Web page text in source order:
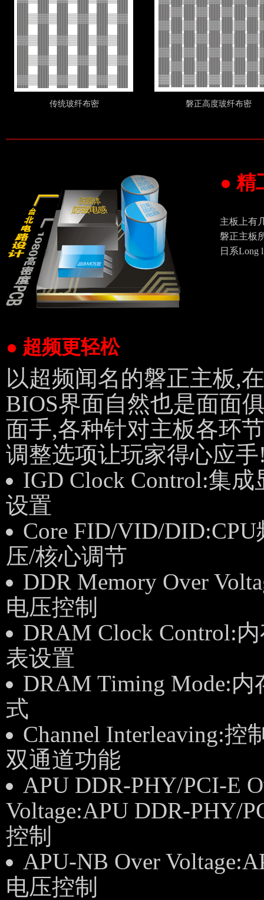
传统玻纤布密 磐正高度玻纤布密
● 精
主板上有
磐正主板
日系Long
● 超频更轻松
以超频闻名的磐正主板,
BIOS界面自然也是面面
面手,各种针对主板各环
调整选项让玩家得心应
IGD Clock Control:集成
设置
Core FID/VID/
压/核心调节
DDR Memory Over
电压控制
DRAM Clock Control:
表设置
DRAM Timing Mode:内
式
Channel Interleaving:控
双通道功能
APU DDR-PHY/PCI-E
Voltage:APU DDR-PHY/
控制
APU-NB Over
电压控制